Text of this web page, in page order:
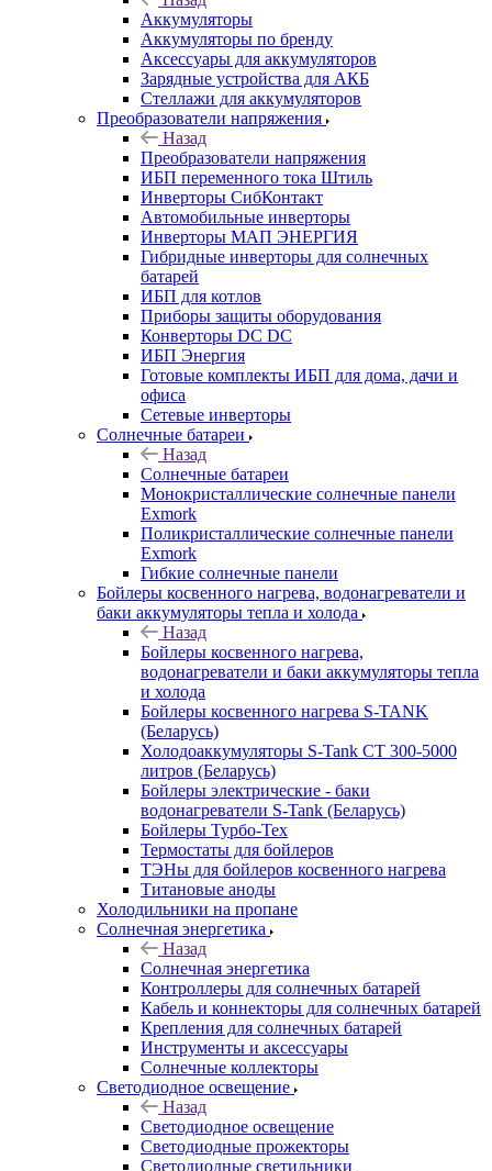
Аккумуляторы
Аккумуляторы по бренду
Аксессуары для аккумуляторов
Зарядные устройства для АКБ
Стеллажи для аккумуляторов
Преобразователи напряжения
Назад
Преобразователи напряжения
ИБП переменного тока Штиль
Инверторы СибКонтакт
Автомобильные инверторы
Инверторы МАП ЭНЕРГИЯ
Гибридные инверторы для солнечных
батарей
ИБП для котлов
Приборы защиты оборудования
Конверторы DC DC
ИБП Энергия
Готовые комплекты ИБП для дома, дачи и
офиса
Сетевые инверторы
Солнечные батареи
Назад
Солнечные батареи
Монокристаллические солнечные панели
Exmork
Поликристаллические солнечные панели
Exmork
Гибкие солнечные панели
Бойлеры косвенного нагрева, водонагреватели и
баки аккумуляторы тепла и холода
Назад
Бойлеры косвенного нагрева,
водонагреватели и баки аккумуляторы тепла
и холода
Бойлеры косвенного нагрева S-TANK
(Беларусь)
Холодоаккумуляторы S-Tank СТ 300-5000
литров (Беларусь)
Бойлеры электрические - баки
водонагреватели S-Tank (Беларусь)
Бойлеры Турбо-Тех
Термостаты для бойлеров
ТЭНы для бойлеров косвенного нагрева
Титановые аноды
Холодильники на пропане
Солнечная энергетика
Назад
Солнечная энергетика
Контроллеры для солнечных батарей
Кабель и коннекторы для солнечных батарей
Крепления для солнечных батарей
Инструменты и аксессуары
Солнечные коллекторы
Светодиодное освещение
Назад
Светодиодное освещение
Светодиодные прожекторы
Светодиодные светильники